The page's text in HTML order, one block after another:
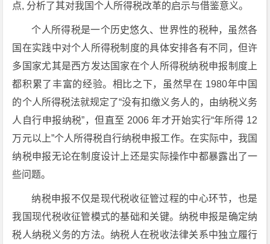
点, 分析了其对我国个人所得税改革的启示与借鉴意义。
个人所得税是一个历史悠久、世界性的税种，虽然各
国在实践中对个人所得税制度的具体安排各有不同，但许
多国家尤其是西方发达国家在个人所得税纳税申报制度上
都积累了丰富的经验。相比之下，虽然早在 1980年中国
的个人所得税法就规定了“没有扣缴义务人的，由纳税义务
人自行申报纳税”，但直至 2006 年才开始实行“年所得 12
万元以上”个人所得税自行纳税申报工作。在实际中，我国
纳税申报无论在制度设计上还是实际操作中都暴露出了一
些问题。
纳税申报不仅是现代税收征管过程的中心环节，也是
我国现代税收征管模式的基础和关键。纳税申报是确定纳
税人纳税义务的方法。纳税人在税收法律关系中独立履行